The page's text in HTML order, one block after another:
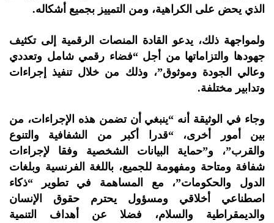
الذي يحض على الكراهية، ومن التمييز بجميع أشكاله.
ولمواجهة ذلك، يدعو القادة المنصات الرقمية إلى تكثيف
جهودها والتزاماتها من أجل “فضاء رقمي شامل وتعددي
وعالي الجودة وموثوق”، وذلك من خلال تنفيذ إجراءات
وتدابير مختلفة.
وجاء في الوثيقة أنه “ينبغي أن تضمن هذه الإجراءات، من
بين أمور أخرى، “قدرا أكبر من الشفافية والتنوع
والقرب”، و”حماية البيانات الشخصية وفقا لإجراءات
شفافة ومتاحة ومفهومة للجميع، باللغة الفرنسية وبلغات
الدول والحكومات”، مع المساهمة في تطوير “ذكاء
اصطناعي أخلاقي ومسؤول يحترم حقوق الإنسان
والديمقراطية والسلام، فضلا عن أهداف التنمية